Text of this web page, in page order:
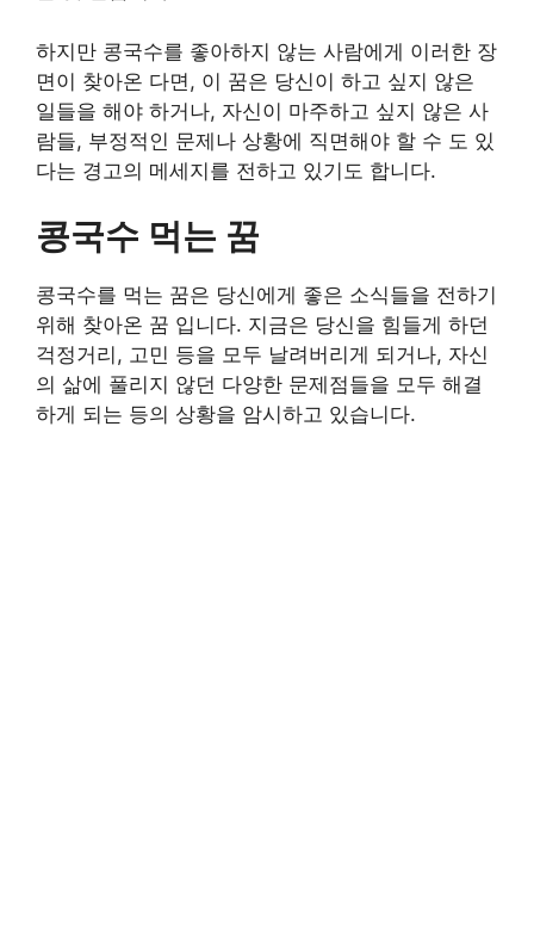
하지만 콩국수를 좋아하지 않는 사람에게 이러한 장
면이 찾아온 다면, 이 꿈은 당신이 하고 싶지 않은
일들을 해야 하거나, 자신이 마주하고 싶지 않은 사
람들, 부정적인 문제나 상황에 직면해야 할 수 도 있
다는 경고의 메세지를 전하고 있기도 합니다.
콩국수 먹는 꿈
콩국수를 먹는 꿈은 당신에게 좋은 소식들을 전하기
위해 찾아온 꿈 입니다. 지금은 당신을 힘들게 하던
걱정거리, 고민 등을 모두 날려버리게 되거나, 자신
의 삶에 풀리지 않던 다양한 문제점들을 모두 해결
하게 되는 등의 상황을 암시하고 있습니다.